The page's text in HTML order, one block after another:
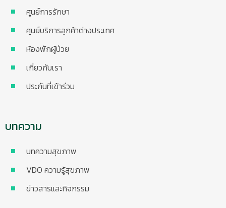
ศูนย์การรักษา
ศูนย์บริการลูกค้าต่างประเทศ
ห้องพักผู้ป่วย
เกี่ยวกับเรา
ประกันที่เข้าร่วม
บทความ
บทความสุขภาพ
VDO ความรู้สุขภาพ
ข่าวสารและกิจกรรม